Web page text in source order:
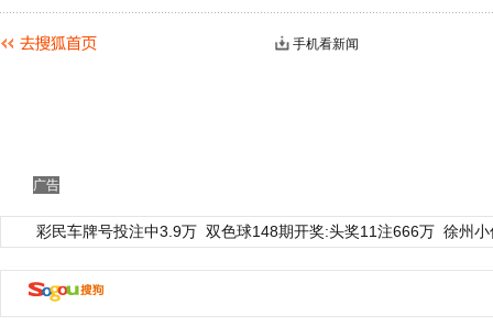
手机看新闻
广告
彩民车牌号投注中3.9万 双色球148期开奖:头奖11注666万 徐州